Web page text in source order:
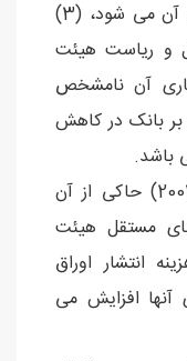
ریسک اعتباری و بهبود رتبه اعتباری آن می شود، (3)
و ریاست هیئت
آن نامشخص
بر بانک در کاهش
باشد.
نتایج تحقیق بوجراج و سنگوتا (2003) حاکی از آن
مستقل هیئت
انتشار اوراق
افزایش می